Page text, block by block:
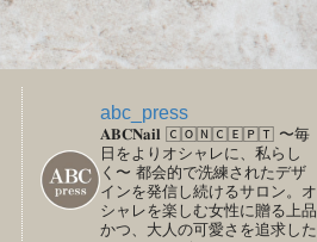
abc_press
𝐀𝐁𝐂𝐍𝐚𝐢𝐥 🄲🄾🄽🄲🄴🄿🅃 〜毎
日をよりオシャレに、私らし
く〜 都会的で洗練されたデザ
インを発信し続けるサロン。オ
シャレを楽しむ女性に贈る上品
かつ、大人の可愛さを追求した